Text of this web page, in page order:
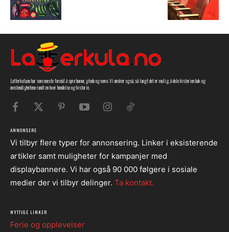
Latterkula.no har som eneste formål å spre humor, glede og moro. Vi ønsker også, så langt det er mulig, å dele historien bak og
omstendighetene rundt en hver hendelse og historie.
ANNONSERE
Vi tilbyr flere typer for annonsering. Linker i eksisterende
artikler samt muligheter for kampanjer med
displaybannere. Vi har også 90 000 følgere i sosiale
medier der vi tilbyr delinger. Ta kontakt.
NYTTIGE LINKER
Ferie og opplevelser